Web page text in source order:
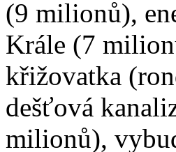
(9 milionů),
Krále (7
křižovatka
dešťová
milionů),